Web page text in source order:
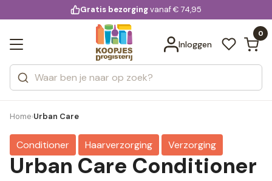
voor 20:00 uur besteld
Gratis bezorgingvanaf € 74,95
Inloggen
0
Zoeken
Categorieën
Merken
Bekijk alle resultaten
Home›Urban Care
Conditioner Haarverzorging Verzorging
Urban Care Conditioner